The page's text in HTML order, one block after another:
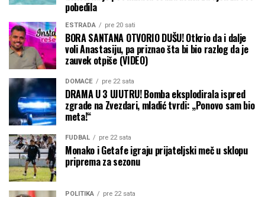
pobedila
ESTRADA pre 20 sati
BORA SANTANA OTVORIO DUŠU! Otkrio da i dalje
voli Anastasiju, pa priznao šta bi bio razlog da je
zauvek otpiše (VIDEO)
DOMAĆE pre 22 sata
DRAMA U 3 UJUTRU! Bomba eksplodirala ispred
zgrade na Zvezdari, mladić tvrdi: „Ponovo sam bio
meta!“
FUDBAL pre 22 sata
Monako i Getafe igraju prijateljski meč u sklopu
priprema za sezonu
POLITIKA pre 22 sata